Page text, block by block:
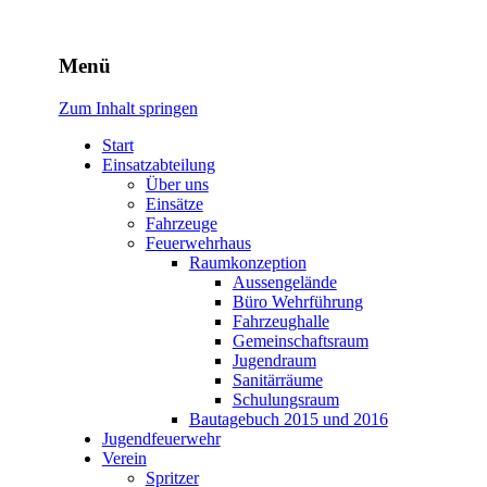
Freiwillige Feuerwehr
Rodheim v.d.H.
Menü
Zum Inhalt springen
Start
Einsatzabteilung
Über uns
Einsätze
Fahrzeuge
Feuerwehrhaus
Raumkonzeption
Aussengelände
Büro Wehrführung
Fahrzeughalle
Gemeinschaftsraum
Jugendraum
Sanitärräume
Schulungsraum
Bautagebuch 2015 und 2016
Jugendfeuerwehr
Verein
Spritzer